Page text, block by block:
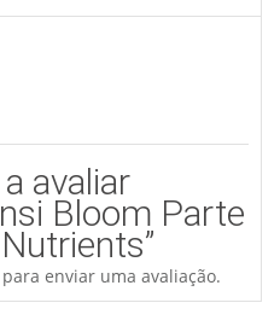
avaliar
Bloom Parte
para enviar uma avaliação.